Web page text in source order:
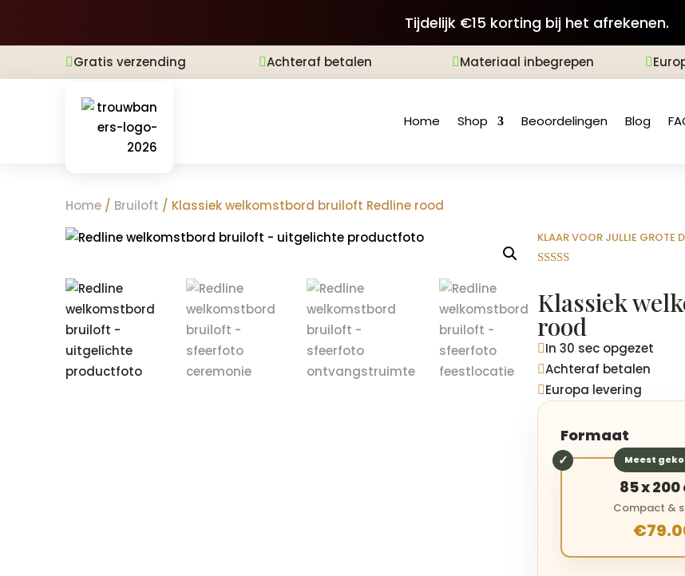
Tijdelijk €15 korting bij het afrekenen.
Gratis verzending Achteraf betalen Materiaal inbegrepen 
Home Shop Beoordelingen Blog
Home / Bruiloft / Klassiek welkomstbord bruiloft Redline rood
KLAAR VOOR JULLIE GROTE
gebaseerd
op
klantbeoord
elingen
Klassiek
rood
In 30 sec opgezet
Achteraf betalen
Europa levering
Formaat
Meest
85 x 200
Compact &